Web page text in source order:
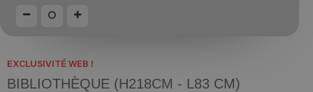
EXCLUSIVITÉ WEB !
BIBLIOTHÈQUE (H218CM - L83 CM)